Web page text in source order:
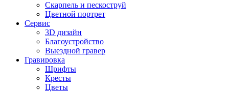
Скарпель и пескоструй
Цветной портрет
Сервис
3D дизайн
Благоустройство
Выездной гравер
Гравировка
Шрифты
Кресты
Цветы